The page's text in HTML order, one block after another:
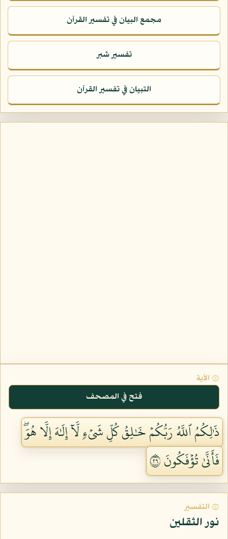
مجمع البيان في تفسير القرآن
تفسير شبر
التبيان في تفسير القرآن
۞ الآية
فتح في المصحف
ذَٰلِكُمُ ٱللَّهُ رَبُّكُمۡ خَٰلِقُ كُلِّ شَيۡءٖ لَّآ إِلَٰهَ إِلَّا هُوَۖ
فَأَنَّىٰ تُؤۡفَكُونَ ٦٢
۞ التفسير
نور الثقلين